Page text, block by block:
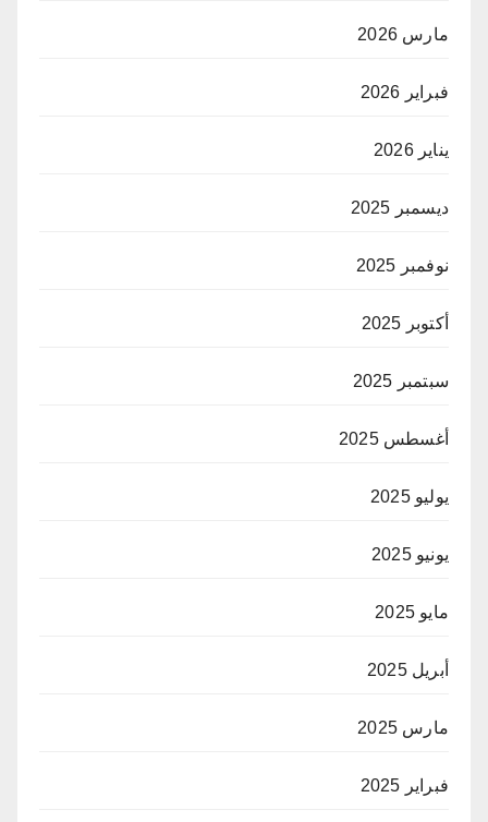
مارس 2026
فبراير 2026
يناير 2026
ديسمبر 2025
نوفمبر 2025
أكتوبر 2025
سبتمبر 2025
أغسطس 2025
يوليو 2025
يونيو 2025
مايو 2025
أبريل 2025
مارس 2025
فبراير 2025